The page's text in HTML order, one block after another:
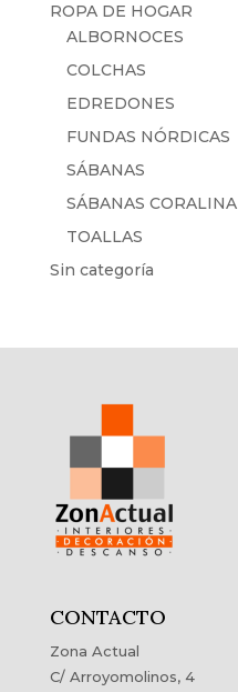
ROPA DE HOGAR
ALBORNOCES
COLCHAS
EDREDONES
FUNDAS NÓRDICAS
SÁBANAS
SÁBANAS CORALINA
TOALLAS
Sin categoría
CONTACTO
Zona Actual
C/ Arroyomolinos, 4